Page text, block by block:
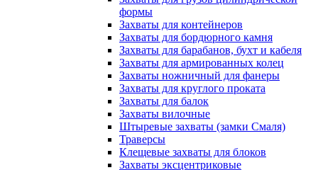
формы
Захваты для контейнеров
Захваты для бордюрного камня
Захваты для барабанов, бухт и кабеля
Захваты для армированных колец
Захваты ножничный для фанеры
Захваты для круглого проката
Захваты для балок
Захваты вилочные
Штыревые захваты (замки Смаля)
Траверсы
Клещевые захваты для блоков
Захваты эксцентриковые